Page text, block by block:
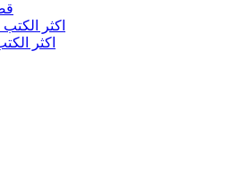
اكثر الكتب
اكثر